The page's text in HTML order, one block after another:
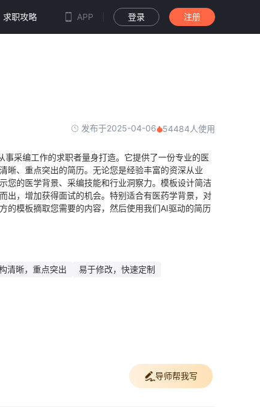
求职攻略 APP 登录 注册
发布于2025-04-06 54484人使用
事采编工作的求职者量身打造。它提供了一份专业的医
晰、重点突出的简历。无论您是经验丰富的资深从业
您的医学背景、采编技能和行业洞察力。模板设计简洁
出，增加获得面试的机会。特别适合有医药学背景，对
的模板摘取您需要的内容，然后使用我们AI驱动的简历
清晰，重点突出
易于修改，快速定制
导师帮我写